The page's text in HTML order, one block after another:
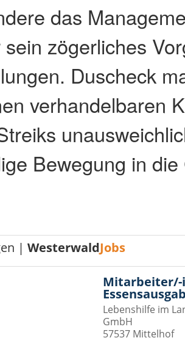
das
zögerliches
Duscheck
verhandelbaren
Bewegung in
|WesterwaldJobs
Lebenshilfe im
GmbH
57537 Mittelhof